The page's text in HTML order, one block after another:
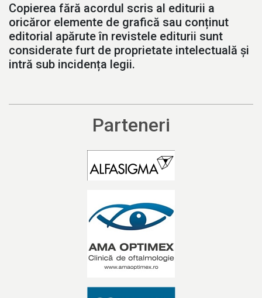
Copierea fără acordul scris al editurii a
oricăror elemente de grafică sau conținut
editorial apărute în revistele editurii sunt
considerate furt de proprietate intelectuală și
intră sub incidența legii.
Parteneri